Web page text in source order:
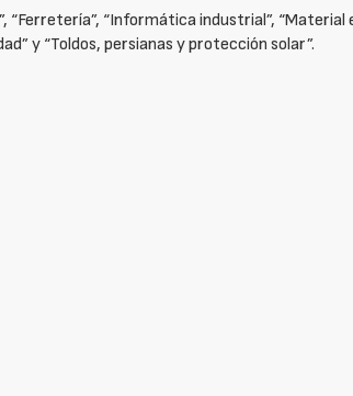
“Informática industrial”, “Material
y “Toldos, persianas y protección solar”.